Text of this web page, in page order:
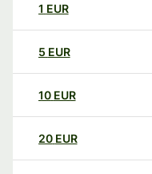
1 EUR
5 EUR
10 EUR
20 EUR